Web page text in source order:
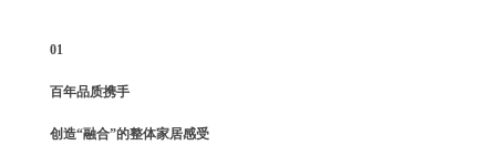
01
百年品质携手
创造“融合”的整体家居感受